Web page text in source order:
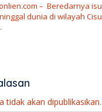
– Beredarnya isu
dunia di wilayah
tidak akan dipublikasikan.